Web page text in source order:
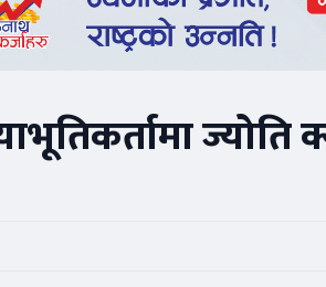
ज्योति